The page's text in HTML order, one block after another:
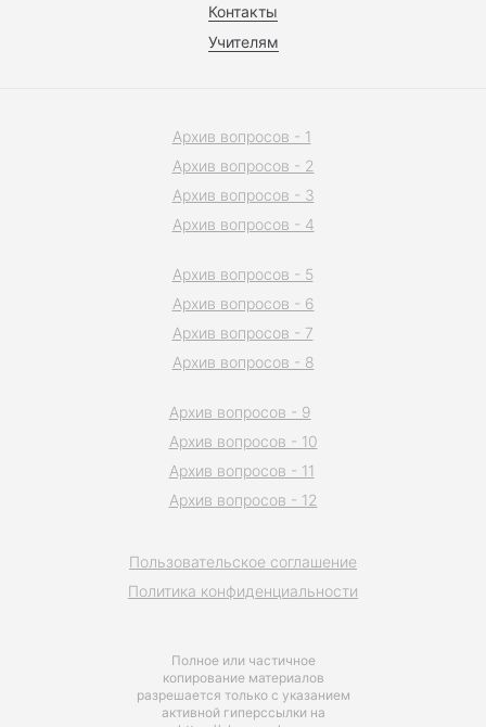
Контакты
Учителям
Полное или частичное
копирование материалов
разрешается только с указанием
активной гиперссылки на
Пользовательское соглашение
Политика конфиденциальности
Архив вопросов - 1
Архив вопросов - 2
Архив вопросов - 3
Архив вопросов - 4
Архив вопросов - 5
Архив вопросов - 6
Архив вопросов - 7
Архив вопросов - 8
Архив вопросов - 9
Архив вопросов - 10
Архив вопросов - 11
Архив вопросов - 12